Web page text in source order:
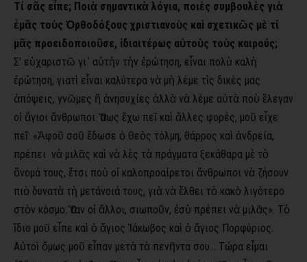
Τί σᾶς εἶπε; Ποιὰ σημαντικὰ λόγια, ποιὲς συμβουλὲς γιὰ
ἐμᾶς τοὺς Ὀρθοδόξους χριστιανοὺς καὶ σχετικῶς μὲ τί
μᾶς προειδοποιοῦσε, ἰδιαιτέρως αὐτοὺς τοὺς καιρούς;
Σ’ εὐχαριστῶ γι᾿ αὐτὴν τὴν ἐρώτηση, εἶναι πολὺ καλὴ
ἐρώτηση, γιατὶ εἶναι καλύτερα νὰ μὴ λέμε τὶς δικές μας
ἀπόψεις, γνῶμες ἢ ἀνησυχίες ἀλλὰ νὰ λέμε αὐτὰ ποὺ ἔλεγαν
οἱ ἅγιοι ἄνθρωποι. Ὅπως ἔχω πεῖ καὶ ἄλλες φορές, μοῦ εἶχε
πεῖ: «Ἀφοῦ σοῦ ἔδωσε ὁ Θεὸς τόλμη, θάρρος καὶ ἀνδρεία,
πρέπει νὰ μιλᾶς καὶ νὰ λὲς τὰ πράγματα ξεκάθαρα μὲ τὸ
ὄνομά τους, ἔτσι ποὺ οἱ καλοπροαίρετοι ἄνθρωποι νὰ ζήσουν
πιὸ δυνατὰ τὴ μετάνοιά τους, γιὰ νὰ ἔλθει τὸ κακὸ λιγότερο
στὸν κόσμο. Ὅταν οἱ ἄλλοι, σιωποῦν, ἐσὺ πρέπει νὰ μιλᾶς». Τὸ
ἴδιο μοῦ εἶπε καὶ ὁ ἅγιος Ἰάκωβος καὶ ὁ ἅγιος Πορφύριος.
Αὐτοὶ ὅμως μοῦ εἶπαν μετὰ τὰ πενῆντα σου… Τώρα εἶμαι